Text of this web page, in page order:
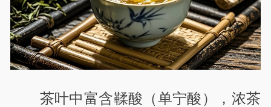
茶叶中富含鞣酸（单宁酸），浓茶